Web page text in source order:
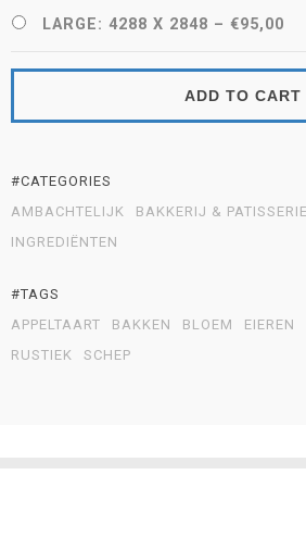
LARGE: 4288 X 2848 – €95,00
ADD TO CART
#CATEGORIES
AMBACHTELIJK
BAKKERIJ & PATISSERIE
INGREDIËNTEN
#TAGS
APPELTAART
BAKKEN BLOEM EIEREN
RUSTIEK
SCHEP